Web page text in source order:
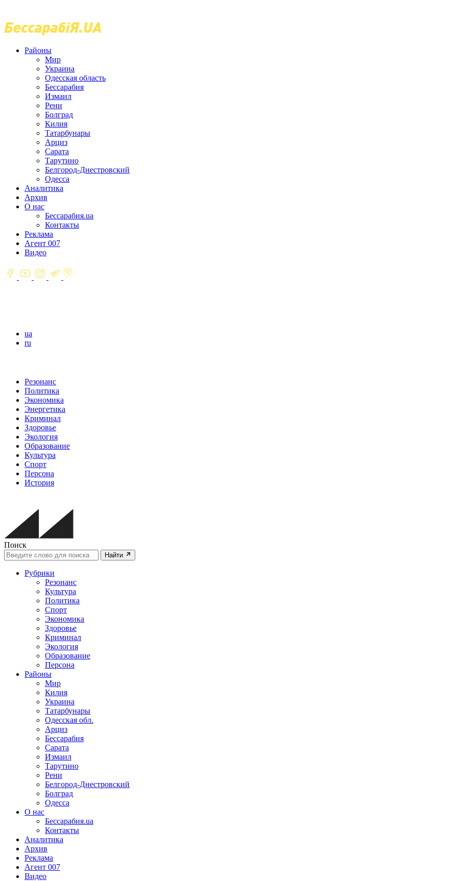
Районы
Мир
Украина
Одесская область
Бессарабия
Измаил
Рени
Болград
Килия
Татарбунары
Арциз
Сарата
Тарутино
Белгород-Днестровский
Одесса
Аналитика
Архив
О нас
Бессарабия.ua
Контакты
Реклама
Агент 007
Видео
ua
ru
Резонанс
Политика
Экономика
Энергетика
Криминал
Здоровье
Экология
Образование
Культура
Спорт
Персона
История
Поиск
Найти
Рубрики
Резонанс
Культура
Политика
Спорт
Экономика
Здоровье
Криминал
Экология
Образование
Персона
Районы
Мир
Килия
Украина
Татарбунары
Одесская обл.
Арциз
Бессарабия
Сарата
Измаил
Тарутино
Рени
Белгород-Днестровский
Болград
Одесса
О нас
Бессарабия.ua
Контакты
Аналитика
Архив
Реклама
Агент 007
Видео